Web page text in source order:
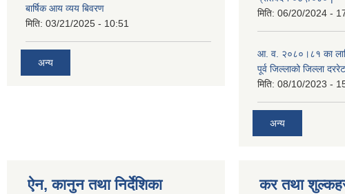
बार्षिक आय व्यय बिवरण
मिति: 03/21/2025 - 10:51
अन्य
मिति: 06/20/2024 -
आ. व. २०८०।८१ का
पूर्व जिल्लाको जिल्ला दररेट
मिति: 08/10/2023 -
अन्य
ऐन, कानुन तथा निर्देशिका कर तथा